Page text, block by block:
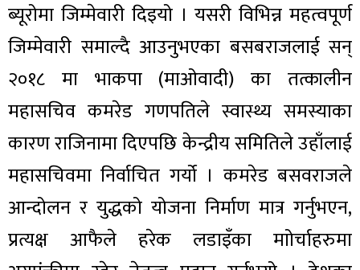
ब्यूरोमा जिम्मेवारी दिइयो । यसरी विभिन्न महत्वपूर्ण
जिम्मेवारी समाल्दै आउनुभएका बसबराजलाई सन्
२०१८ मा भाकपा (माओवादी) का तत्कालीन
महासचिव कमरेड गणपतिले स्वास्थ्य समस्याका
कारण राजिनामा दिएपछि केन्द्रीय समितिले उहाँलाई
महासचिवमा निर्वाचित गर्यो । कमरेड बसवराजले
आन्दोलन र युद्धको योजना निर्माण मात्र गर्नुभएन,
प्रत्यक्ष आफैले हरेक लडाइँका माोर्चाहरुमा